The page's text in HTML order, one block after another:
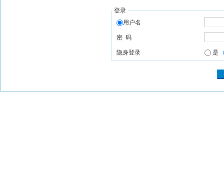
登录
用户名
密 码
隐身登录 是